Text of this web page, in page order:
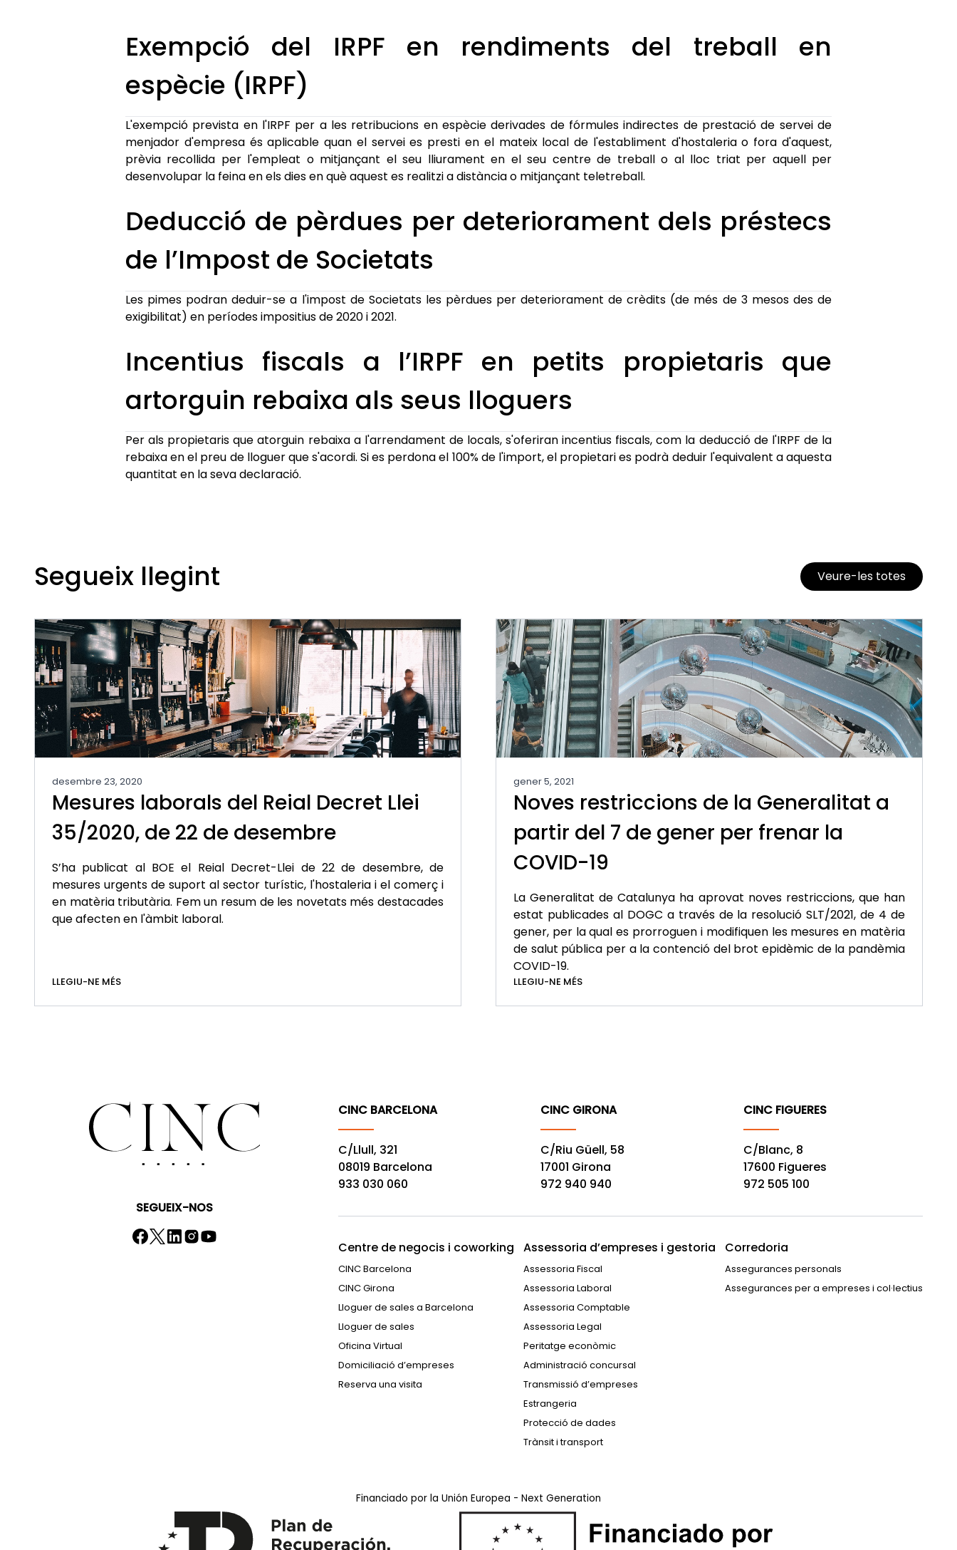
Exempció del IRPF en rendiments del treball en
espècie (IRPF)
L'exempció prevista en l'IRPF per a les retribucions en espècie derivades de fórmules indirectes de prestació de servei de
menjador d'empresa és aplicable quan el servei es presti en el mateix local de l'establiment d'hostaleria o fora d'aquest,
prèvia recollida per l'empleat o mitjançant el seu lliurament en el seu centre de treball o al lloc triat per aquell per
desenvolupar la feina en els dies en què aquest es realitzi a distància o mitjançant teletreball.
Deducció de pèrdues per deteriorament dels préstecs
de l’Impost de Societats
Les pimes podran deduir-se a l'impost de Societats les pèrdues per deteriorament de crèdits (de més de 3 mesos des de
exigibilitat) en períodes impositius de 2020 i 2021.
Incentius fiscals a l’IRPF en petits propietaris que
artorguin rebaixa als seus lloguers
Per als propietaris que atorguin rebaixa a l'arrendament de locals, s'oferiran incentius fiscals, com la deducció de l'IRPF de la
rebaixa en el preu de lloguer que s'acordi. Si es perdona el 100% de l'import, el propietari es podrà deduir l'equivalent a aquesta
quantitat en la seva declaració.
Segueix llegint Veure-les totes
desembre 23, 2020
Mesures laborals del Reial Decret Llei
35/2020, de 22 de desembre
S’ha publicat al BOE el Reial Decret-Llei de 22 de desembre, de
mesures urgents de suport al sector turístic, l'hostaleria i el comerç i
en matèria tributària. Fem un resum de les novetats més destacades
que afecten en l'àmbit laboral.
LLEGIU-NE MÉS
gener 5, 2021
Noves restriccions de la Generalitat a
partir del 7 de gener per frenar la
COVID-19
La Generalitat de Catalunya ha aprovat noves restriccions, que han
estat publicades al DOGC a través de la resolució SLT/2021, de 4 de
gener, per la qual es prorroguen i modifiquen les mesures en matèria
de salut pública per a la contenció del brot epidèmic de la pandèmia
COVID-19.
LLEGIU-NE MÉS
SEGUEIX-NOS
CINC BARCELONA
C/Llull, 321
08019 Barcelona
933 030 060
CINC GIRONA
C/Riu Güell, 58
17001 Girona
972 940 940
CINC FIGUERES
C/Blanc, 8
17600 Figueres
972 505 100
Centre de negocis i coworking
CINC Barcelona
CINC Girona
Lloguer de sales a Barcelona
Lloguer de sales
Oficina Virtual
Domiciliació d’empreses
Reserva una visita
Assessoria d’empreses i gestoria
Assessoria Fiscal
Assessoria Laboral
Assessoria Comptable
Assessoria Legal
Peritatge econòmic
Administració concursal
Transmissió d’empreses
Estrangeria
Protecció de dades
Trànsit i transport
Corredoria
Assegurances personals
Assegurances per a empreses i col·lectius
Financiado por la Unión Europea - Next Generation